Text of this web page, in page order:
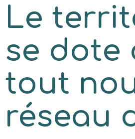
Le
se dote
tout
réseau